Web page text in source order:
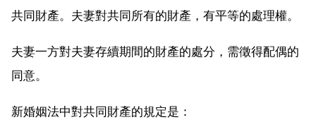
共同財產。夫妻對共同所有的財產，有平等的處理權。
夫妻一方對夫妻存續期間的財產的處分，需徵得配偶的
同意。
新婚姻法中對共同財產的規定是：